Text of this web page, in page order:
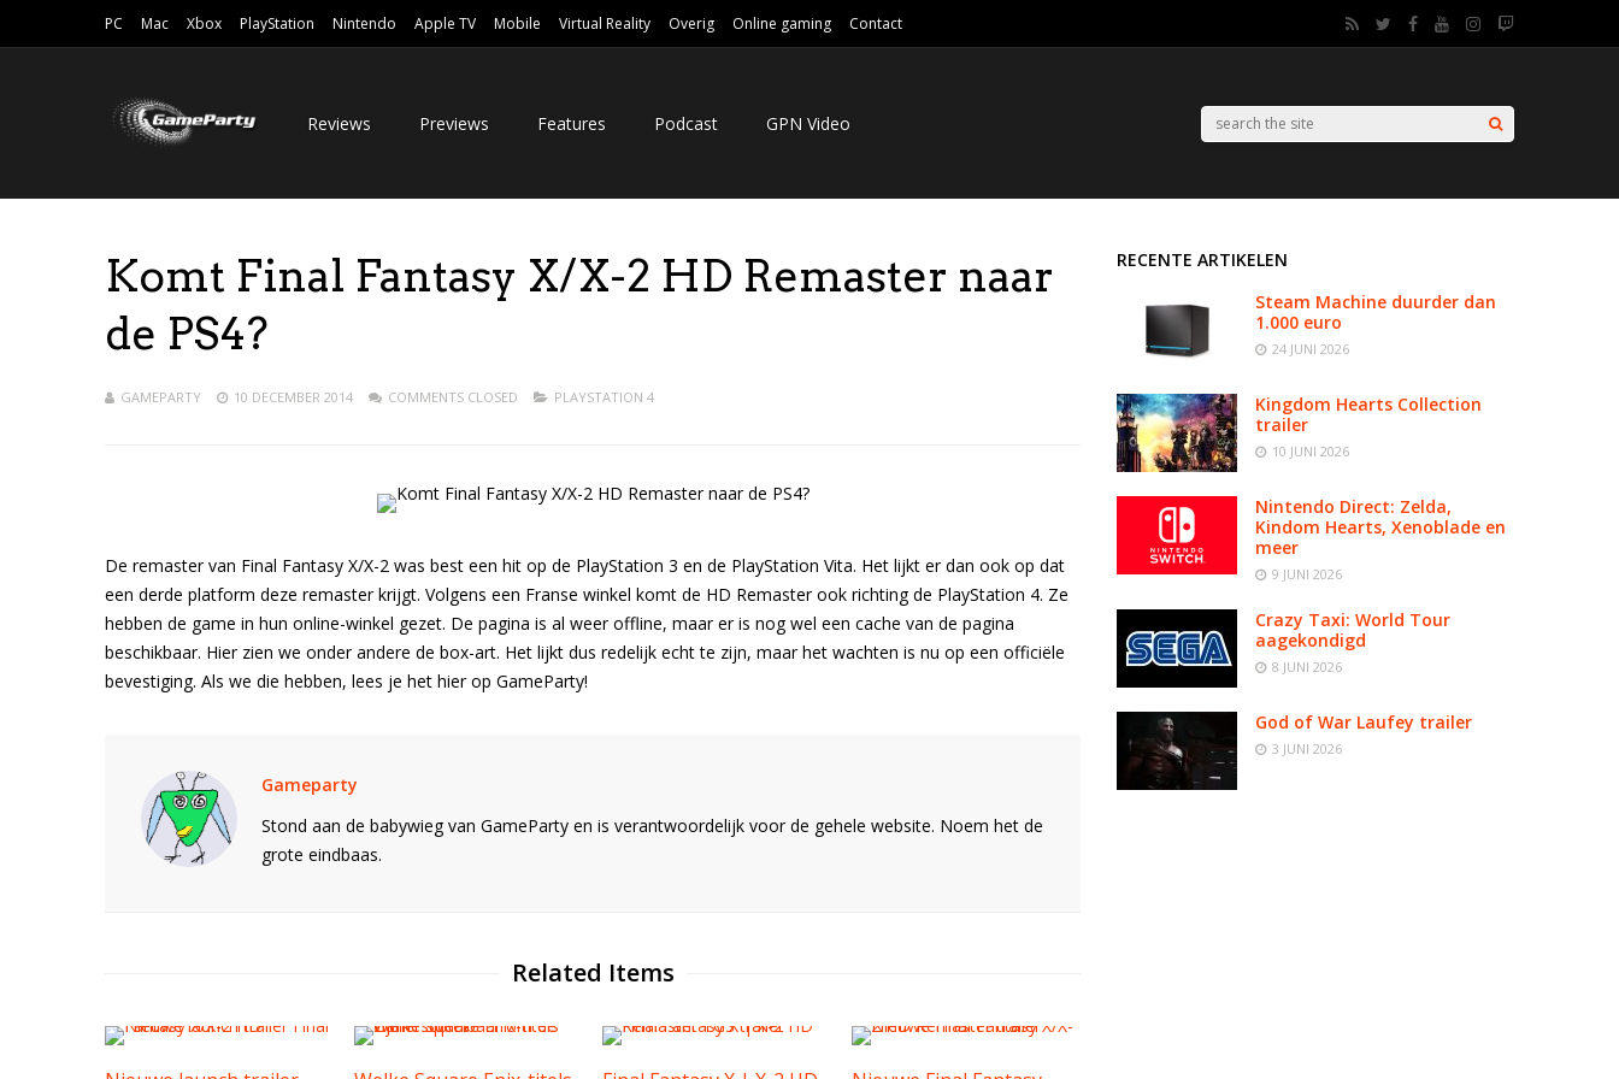
PC Mac Xbox PlayStation Nintendo Apple TV Mobile Virtual Reality Overig Online gaming Contact
Reviews Previews Features Podcast GPN Video
Komt Final Fantasy X/X-2 HD Remaster naar
de PS4?
GAMEPARTY 10 DECEMBER 2014 COMMENTS CLOSED PLAYSTATION 4
De remaster van Final Fantasy X/X-2 was best een hit op de PlayStation 3 en de PlayStation Vita. Het lijkt er dan ook op dat
een derde platform deze remaster krijgt. Volgens een Franse winkel komt de HD Remaster ook richting de PlayStation 4. Ze
hebben de game in hun online-winkel gezet. De pagina is al weer offline, maar er is nog wel een cache van de pagina
beschikbaar. Hier zien we onder andere de box-art. Het lijkt dus redelijk echt te zijn, maar het wachten is nu op een officiële
bevestiging. Als we die hebben, lees je het hier op GameParty!
Gameparty
Stond aan de babywieg van GameParty en is verantwoordelijk voor de gehele website. Noem het de
grote eindbaas.
Related Items
RECENTE ARTIKELEN
Steam Machine duurder dan
1.000 euro
24 JUNI 2026
Kingdom Hearts Collection
trailer
10 JUNI 2026
Nintendo Direct: Zelda,
Kindom Hearts, Xenoblade en
meer
9 JUNI 2026
Crazy Taxi: World Tour
aagekondigd
8 JUNI 2026
God of War Laufey trailer
3 JUNI 2026